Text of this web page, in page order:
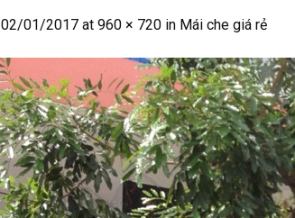
02/01/2017 at 960 × 720 in Mái che giá rẻ